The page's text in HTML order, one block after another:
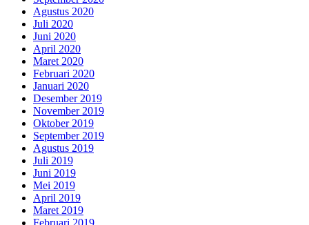
Agustus 2020
Juli 2020
Juni 2020
April 2020
Maret 2020
Februari 2020
Januari 2020
Desember 2019
November 2019
Oktober 2019
September 2019
Agustus 2019
Juli 2019
Juni 2019
Mei 2019
April 2019
Maret 2019